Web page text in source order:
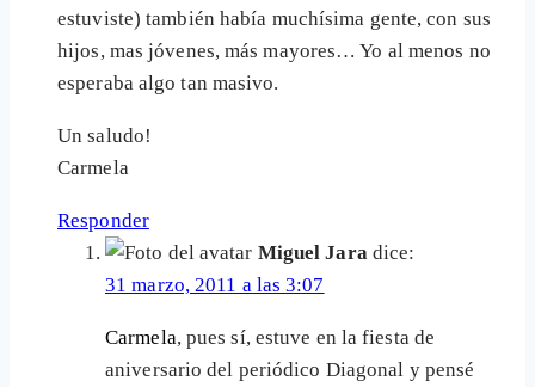
estuviste) también había muchísima gente, con sus
hijos, mas jóvenes, más mayores… Yo al menos no
esperaba algo tan masivo.
Un saludo!
Carmela
Responder
Miguel Jara dice:
31 marzo, 2011 a las 3:07
Carmela, pues sí, estuve en la fiesta de
aniversario del periódico Diagonal y pensé